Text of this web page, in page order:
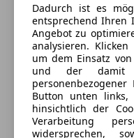
Dadurch ist es
entsprechend Ihren
Angebot zu
analysieren.
um dem Einsatz
und der damit
Button unten
hinsichtlich der
Verarbeitung
widersprechen,